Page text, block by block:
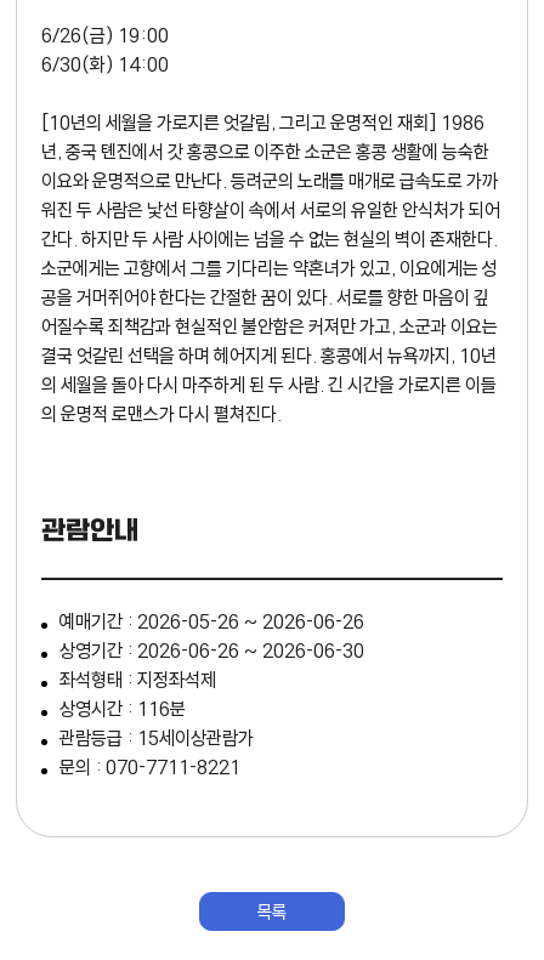
6/26(금) 19:00
6/30(화) 14:00
[10년의 세월을 가로지른 엇갈림, 그리고 운명적인 재회] 1986
년, 중국 톈진에서 갓 홍콩으로 이주한 소군은 홍콩 생활에 능숙한
이요와 운명적으로 만난다. 등려군의 노래를 매개로 급속도로 가까
워진 두 사람은 낯선 타향살이 속에서 서로의 유일한 안식처가 되어
간다. 하지만 두 사람 사이에는 넘을 수 없는 현실의 벽이 존재한다.
소군에게는 고향에서 그를 기다리는 약혼녀가 있고, 이요에게는 성
공을 거머쥐어야 한다는 간절한 꿈이 있다. 서로를 향한 마음이 깊
어질수록 죄책감과 현실적인 불안함은 커져만 가고, 소군과 이요는
결국 엇갈린 선택을 하며 헤어지게 된다. 홍콩에서 뉴욕까지, 10년
의 세월을 돌아 다시 마주하게 된 두 사람. 긴 시간을 가로지른 이들
의 운명적 로맨스가 다시 펼쳐진다.
관람안내
예매기간 : 2026-05-26 ~ 2026-06-26
상영기간 : 2026-06-26 ~ 2026-06-30
좌석형태 : 지정좌석제
상영시간 : 116분
관람등급 : 15세이상관람가
문의 : 070-7711-8221
목록